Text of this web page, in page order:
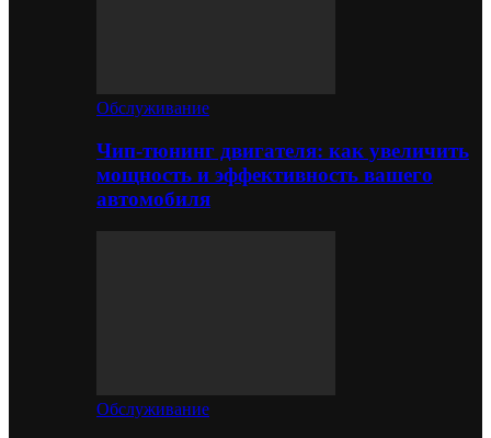
Обслуживание
Чип-тюнинг двигателя: как увеличить
мощность и эффективность вашего
автомобиля
Обслуживание